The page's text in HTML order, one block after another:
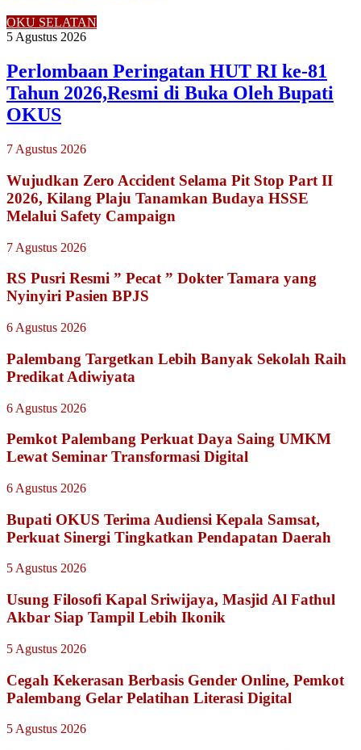
OKU SELATAN
5 Agustus 2026
Perlombaan Peringatan HUT RI ke-81
Tahun 2026,Resmi di Buka Oleh Bupati
OKUS
7 Agustus 2026
Wujudkan Zero Accident Selama Pit Stop Part II
2026, Kilang Plaju Tanamkan Budaya HSSE
Melalui Safety Campaign
7 Agustus 2026
RS Pusri Resmi ” Pecat ” Dokter Tamara yang
Nyinyiri Pasien BPJS
6 Agustus 2026
Palembang Targetkan Lebih Banyak Sekolah Raih
Predikat Adiwiyata
6 Agustus 2026
Pemkot Palembang Perkuat Daya Saing UMKM
Lewat Seminar Transformasi Digital
6 Agustus 2026
Bupati OKUS Terima Audiensi Kepala Samsat,
Perkuat Sinergi Tingkatkan Pendapatan Daerah
5 Agustus 2026
Usung Filosofi Kapal Sriwijaya, Masjid Al Fathul
Akbar Siap Tampil Lebih Ikonik
5 Agustus 2026
Cegah Kekerasan Berbasis Gender Online, Pemkot
Palembang Gelar Pelatihan Literasi Digital
5 Agustus 2026